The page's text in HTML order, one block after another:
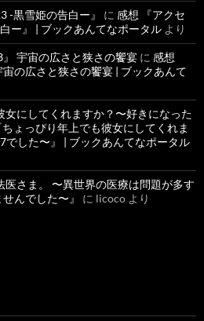
-黒雪姫の告白ー』 に 感想 『アクセ
ー』 | ブックあんてなポータル より
宇宙の広さと狭さの饗宴 に 感想
宙の広さと狭さの饗宴 | ブックあんて
女にしてくれますか？〜好きになった
ょっぴり年上でも彼女にしてくれま
でした〜』 | ブックあんてなポータル
さま。 〜異世界の医療は問題が多す
んでした〜』
に licoco より